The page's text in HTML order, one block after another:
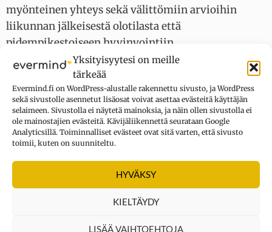
Yksityisyytesi on meille
tärkeää
Evermind.fi on WordPress-alustalle rakennettu sivusto, ja WordPress
sekä sivustolle asennetut lisäosat voivat asettaa evästeitä käyttäjän
selaimeen. Sivustolla ei näytetä mainoksia, ja näin ollen sivustolla ei
ole mainostajien evästeitä. Kävijäliikennettä seurataan Google
Analyticsillä. Toiminnalliset evästeet ovat sitä varten, että sivusto
toimii, kuten on suunniteltu.
HYVÄKSY
KIELTÄYDY
LISÄÄ VAIHTOEHTOJA
myönteinen yhteys sekä välittömiin arvioihin
liikunnan jälkeisestä olotilasta että
pidempikestoiseen hyvinvointiin.
Liikunnan vaikutuksia eri välittäjäaineiden,
aminohappojen ja hormonien tuotantoon
käsitelleessätutkimuskatsauksessatodetaan, että
aerobinen liikunta – juoksu, kävely, jumppa, hiihto
jne. – on erityisen hyödyllistä.
Serotoniini ja huumaavat aineet
Serotoniinijärjestelmään eri mekanismein